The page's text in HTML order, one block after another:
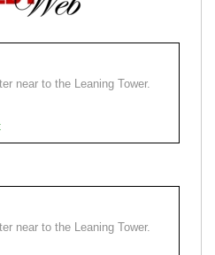
near to the Leaning Tower.
near to the Leaning Tower.